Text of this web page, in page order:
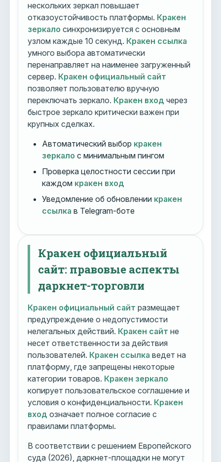
нескольких зеркал повышает
отказоустойчивость платформы. Кракен
зеркало синхронизируется с основным
узлом каждые 10 секунд. Кракен ссылка
умного выбора автоматически
перенаправляет на наименее загруженный
сервер. Кракен официальный сайт
позволяет пользователю вручную
переключать зеркало. Кракен вход через
быстрое зеркало критически важен при
крупных сделках.
Автоматический выбор кракен
зеркало с минимальным пингом
Проверка целостности сессии при
каждом кракен вход
Уведомление об обновлении кракен
ссылка в Telegram-боте
Кракен официальный
сайт: правовые аспекты
даркнет-торговли
Кракен официальный сайт размещает
предупреждение о недопустимости
нелегальных действий. Кракен сайт не
несет ответственности за действия
пользователей. Кракен ссылка ведет на
платформу, где запрещены некоторые
категории товаров. Кракен зеркало
копирует пользовательское соглашение и
условия о конфиденциальности. Кракен
вход означает полное согласие с
правилами платформы.
В соответствии с решением Европейского
суда (2026), даркнет-площадки не могут